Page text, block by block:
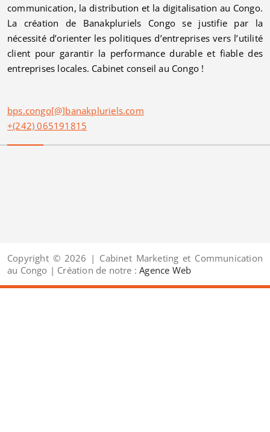
communication, la distribution et la digitalisation au Congo.
La création de Banakpluriels Congo se justifie par la
nécessité d’orienter les politiques d’entreprises vers l’utilité
client pour garantir la performance durable et fiable des
entreprises locales. Cabinet conseil au Congo !
bps.congo[@]banakpluriels.com
+(242) 065191815
Copyright © 2026 | Cabinet Marketing et Communication
au Congo | Création de notre :Agence Web